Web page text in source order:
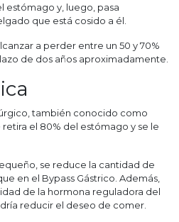
estómago y, luego, pasa
que está cosido a él.
a perder entre un 50 y 70%
de dos años aproximadamente.
también conocido como
el 80% del estómago y se le
se reduce la cantidad de
en el Bypass Gástrico. Además,
de la hormona reguladora del
reducir el deseo de comer.